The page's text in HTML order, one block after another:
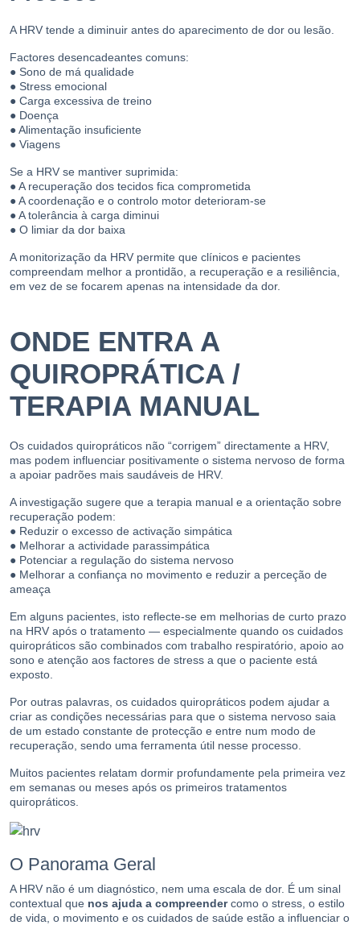
A HRV tende a diminuir antes do aparecimento de dor ou lesão.
Factores desencadeantes comuns:
● Sono de má qualidade
● Stress emocional
● Carga excessiva de treino
● Doença
● Alimentação insuficiente
● Viagens
Se a HRV se mantiver suprimida:
● A recuperação dos tecidos fica comprometida
● A coordenação e o controlo motor deterioram-se
● A tolerância à carga diminui
● O limiar da dor baixa
A monitorização da HRV permite que clínicos e pacientes
compreendam melhor a prontidão, a recuperação e a resiliência,
em vez de se focarem apenas na intensidade da dor.
ONDE ENTRA A
QUIROPRÁTICA /
TERAPIA MANUAL
Os cuidados quiropráticos não “corrigem” directamente a HRV,
mas podem influenciar positivamente o sistema nervoso de forma
a apoiar padrões mais saudáveis de HRV.
A investigação sugere que a terapia manual e a orientação sobre
recuperação podem:
● Reduzir o excesso de activação simpática
● Melhorar a actividade parassimpática
● Potenciar a regulação do sistema nervoso
● Melhorar a confiança no movimento e reduzir a perceção de
ameaça
Em alguns pacientes, isto reflecte-se em melhorias de curto prazo
na HRV após o tratamento — especialmente quando os cuidados
quiropráticos são combinados com trabalho respiratório, apoio ao
sono e atenção aos factores de stress a que o paciente está
exposto.
Por outras palavras, os cuidados quiropráticos podem ajudar a
criar as condições necessárias para que o sistema nervoso saia
de um estado constante de protecção e entre num modo de
recuperação, sendo uma ferramenta útil nesse processo.
Muitos pacientes relatam dormir profundamente pela primeira vez
em semanas ou meses após os primeiros tratamentos
quiropráticos.
O Panorama Geral
A HRV não é um diagnóstico, nem uma escala de dor. É um sinal
contextual que nos ajuda a compreendercomo o stress, o estilo
de vida, o movimento e os cuidados de saúde estão a influenciar o